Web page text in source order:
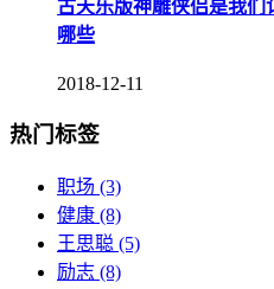
古天乐版神雕侠侣是我们
哪些
2018-12-11
热门标签
职场 (3)
健康 (8)
王思聪 (5)
励志 (8)